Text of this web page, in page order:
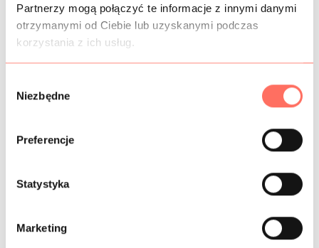
Partnerzy mogą połączyć te informacje z innymi danymi
otrzymanymi od Ciebie lub uzyskanymi podczas
korzystania z ich usług.
Niezbędne
Preferencje
Statystyka
Marketing
sprawdzi na kamizelkę, akcesoria i elementy odzieżowe
takie jak kołnierz, mankiety itp.
Włoski materiał wysokogatunkowy. Sprzedaż od 10 cm.
INFORMACJE DODATKOWE
SKŁAD